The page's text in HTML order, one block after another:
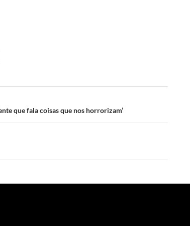
que fala coisas que nos horrorizam’